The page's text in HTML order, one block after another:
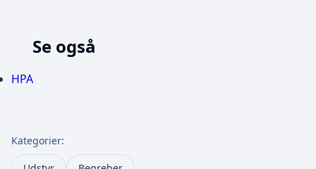
Se også
HPA
Kategorier: